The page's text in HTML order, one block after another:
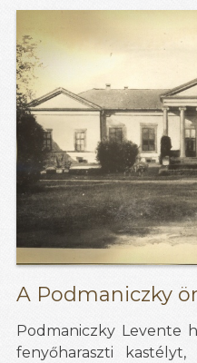
A Podmaniczky
Podmaniczky Levente
fenyőharaszti